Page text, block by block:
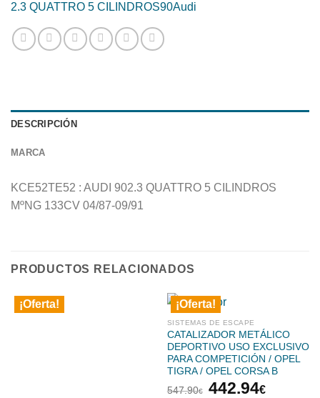
2.3 QUATTRO 5 CILINDROS90Audi
DESCRIPCIÓN
MARCA
KCE52TE52 : AUDI 902.3 QUATTRO 5 CILINDROS
MºNG 133CV 04/87-09/91
PRODUCTOS RELACIONADOS
¡Oferta! ¡Oferta!
SISTEMAS DE ESCAPE
CATALIZADOR METÁLICO
DEPORTIVO USO EXCLUSIVO
PARA COMPETICIÓN / OPEL
TIGRA / OPEL CORSA B
547.90€
El
442.94€El